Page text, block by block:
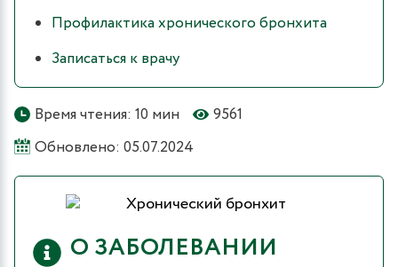
Время чтения: 10 мин
9561
Обновлено: 05.07.2024
О ЗАБОЛЕВАНИИ
Профилактика хронического бронхита
Записаться к врачу